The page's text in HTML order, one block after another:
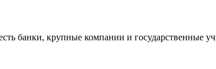
банки, крупные компании и государственные